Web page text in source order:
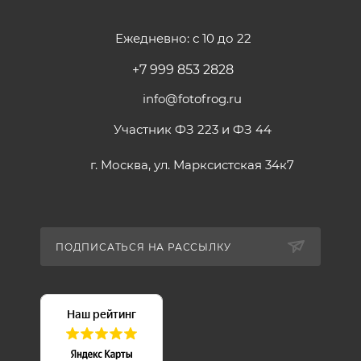
Размеры сумки: 350х230х190мм
Вес комплекта в сумке: 3.2кг
Ежедневно: с 10 до 22
+7 999 853 2828
info@fotofrog.ru
Участник ФЗ 223 и ФЗ 44
г. Москва, ул. Марксистская 34к7
ПОДПИСАТЬСЯ НА РАССЫЛКУ